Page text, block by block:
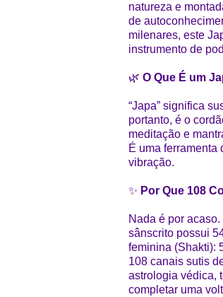
natureza e
de
milenares, este
instrumento de
🌿 O Que É um
“Japa” significa
portanto, é o
meditação e
É uma
vibração.
✨ Por Que 108
Nada é por
sânscrito possui
feminina (Shakti):
108 canais sutis
astrologia védica,
completar uma